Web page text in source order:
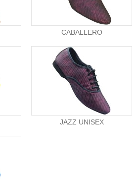
CABALLERO
JAZZ UNISEX